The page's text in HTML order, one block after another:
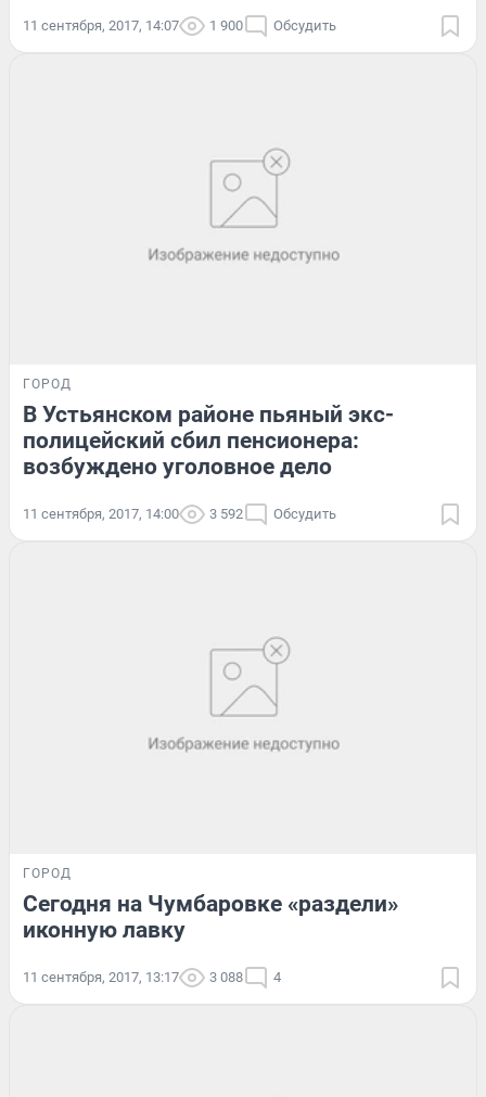
11 сентября, 2017, 14:07 1 900 Обсудить
ГОРОД
В Устьянском районе пьяный экс-
полицейский сбил пенсионера:
возбуждено уголовное дело
11 сентября, 2017, 14:00 3 592 Обсудить
ГОРОД
Сегодня на Чумбаровке «раздели»
иконную лавку
11 сентября, 2017, 13:17 3 088 4